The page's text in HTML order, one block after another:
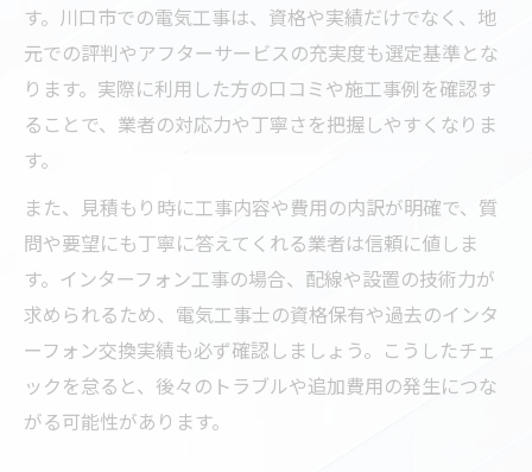
す。川口市での電気工事は、資格や実績だけでなく、地
元での評判やアフターサービスの充実度も選定基準とな
ります。実際に利用した方の口コミや施工事例を確認す
ることで、業者の対応力や丁寧さを把握しやすくなりま
す。
また、見積もり時に工事内容や費用の内訳が明確で、質
問や要望にも丁寧に答えてくれる業者は信頼に値しま
す。インターフォン工事の場合、配線や設置の技術力が
求められるため、電気工事士の資格保有や過去のインタ
ーフォン交換実績も必ず確認しましょう。こうしたチェ
ックを怠ると、後々のトラブルや追加費用の発生につな
がる可能性があります。